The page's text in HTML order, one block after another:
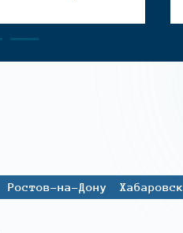
Ростов-на-Дону Хабаровск